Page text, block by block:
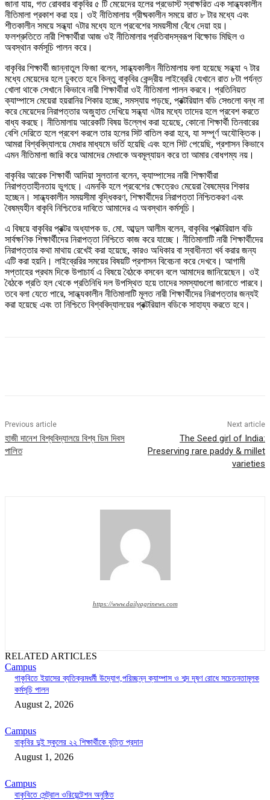
জানা যায়, গত রোববার বাকৃবির ৫ টি মেয়েদের হলের প্রভোস্ট স্বাক্ষরিত এক সান্ধ্যকালীন
নীতিমালা প্রকাশ করা হয়। ওই নীতিমালায় গ্রীষ্মকালীন সময়ে রাত ৮ টার মধ্যে এবং
শীতকালীন সময়ে সন্ধ্যা ৭টার মধ্যে হলে প্রবেশের সময়সীমা বেঁধে দেয়া হয়।
ফলশ্রুতিতে নারী শিক্ষার্থীরা আজ ওই নীতিমালার প্রতিবাদস্বরূপ বিক্ষোভ মিছিল ও
অবস্থান কর্মসূচি পালন করে।
বাকৃবির শিক্ষার্থী জান্নাতুল ফিজা বলেন, সান্ধ্যকালীন নীতিমালায় বলা হয়েছে সন্ধ্যা ৭ টার
মধ্যে মেয়েদের হলে ঢুকতে হবে কিন্তু বাকৃবির কেন্দ্রীয় লাইব্রেরি যেখানে রাত ৮টা পর্যন্ত
খোলা থাকে সেখানে কিভাবে নারী শিক্ষার্থীরা ওই নীতিমালা পালন করবে। প্রতিনিয়ত
ক্যাম্পাসে মেয়েরা হয়রানির শিকার হচ্ছে, সমস্যায় পড়ছে, প্রক্টরিয়াল বডি সেগুলো বন্ধ না
করে মেয়েদের নিরাপত্তার অজুহাত দেখিয়ে সন্ধ্যা ৭টার মধ্যে তাদের হলে প্রবেশ করতে
বাধ্য করছে। নীতিমালায় আরেকটি বিষয় উল্লেখ করা হয়েছে, কোনো শিক্ষার্থী তিনবারের
বেশি দেরিতে হলে প্রবেশ করলে তার হলের সিট বাতিল করা হবে, যা সম্পূর্ণ অযৌক্তিক।
আমরা বিশ্ববিদ্যালয়ে মেধার মাধ্যমে ভর্তি হয়েছি এবং হলে সিট পেয়েছি, প্রশাসন কিভাবে
এমন নীতিমালা জারি করে আমাদের মেধাকে অবমূল্যায়ন করে তা আমার বোধগম্য নয়।
বাকৃবির আরেক শিক্ষার্থী আদিয়া সুলতানা বলেন, ক্যাম্পাসের নারী শিক্ষার্থীরা
নিরাপত্তাহীনতায় ভুগছে। এমনকি হলে প্রবেশের ক্ষেত্রেও মেয়েরা বৈষম্যের শিকার
হচ্ছেন। সান্ধ্যকালীন সময়সীমা বৃদ্ধিকরণ, শিক্ষার্থীদের নিরাপত্তা নিশ্চিতকরণ এবং
বৈষম্যহীন বাকৃবি নিশ্চিতের দাবিতে আমাদের এ অবস্থান কর্মসূচি।
এ বিষয়ে বাকৃবির প্রক্টর অধ্যাপক ড. মো. আব্দুল আলীম বলেন, বাকৃবির প্রক্টরিয়াল বডি
সার্বক্ষণিক শিক্ষার্থীদের নিরাপত্তা নিশ্চিতে কাজ করে যাচ্ছে। নীতিমালাটি নারী শিক্ষার্থীদের
নিরাপত্তার কথা মাথায় রেখেই করা হয়েছে, কারও অধিকার বা স্বাধীনতা খর্ব করার জন্য
এটি করা হয়নি। লাইব্রেরির সময়ের বিষয়টি প্রশাসন বিবেচনা করে দেখবে। আগামী
সপ্তাহের প্রথম দিকে উপাচার্য এ বিষয়ে বৈঠকে বসবেন বলে আমাদের জানিয়েছেন। ওই
বৈঠকে প্রতি হল থেকে প্রতিনিধি দল উপস্থিত হয়ে তাদের সমস্যাগুলো জানাতে পারবে।
তবে বলা যেতে পারে, সান্ধ্যকালীন নীতিমালাটি মূলত নারী শিক্ষার্থীদের নিরাপত্তার জন্যই
করা হয়েছে এবং তা নিশ্চিতে বিশ্ববিদ্যালয়ের প্রক্টরিয়াল বডিকে সাহায্য করতে হবে।
Previous article
হাজী দানেশ বিশ্ববিদ্যালয়ে বিশ্ব ডিম দিবস
পালিত
Next article
The Seed girl of India:
Preserving rare paddy & millet
varieties
https://www.dailyagrinews.com
RELATED ARTICLES
Campus
গাকৃবিতে ইয়াসের ব্যতিক্রমধর্মী উদ্যোগ,পরিচ্ছন্ন ক্যাম্পাস ও শব্দ দূষণ রোধে সচেতনতামূলক
কর্মসূচি পালন
August 2, 2026
Campus
বাকৃবির দুই স্কুলের ২২ শিক্ষার্থীকে বৃত্তি প্রদান
August 1, 2026
Campus
বাকৃবিতে সেন্ট্রাল ওরিয়েন্টেশন অনুষ্ঠিত